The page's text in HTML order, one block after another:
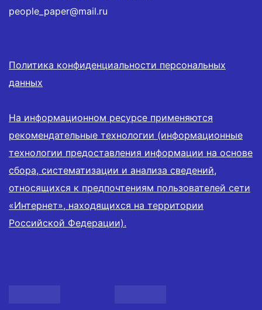
people_paper@mail.ru
Политика конфиденциальности персональных
данных
На информационном ресурсе применяются
рекомендательные технологии (информационные
технологии предоставления информации на основе
сбора, систематизации и анализа сведений,
относящихся к предпочтениям пользователей сети
«Интернет», находящихся на территории
Российской Федерации).